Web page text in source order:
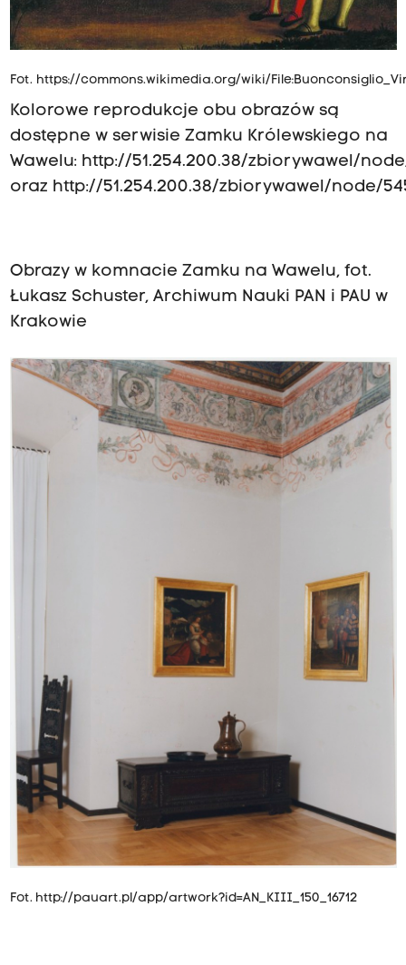
Fot. https://commons.wikimedia.org/wiki/
Kolorowe reprodukcje obu obrazów są
dostępne w serwisie Zamku Królewskiego na
Wawelu: http://51.254.200.38/zbiorywawel/
oraz http://51.254.200.38/zbiorywawel/node/
Obrazy w komnacie Zamku na Wawelu, fot.
Łukasz Schuster, Archiwum Nauki PAN i PAU w
Krakowie
Fot. http://pauart.pl/app/artwork?id=AN_KIII_150_16712